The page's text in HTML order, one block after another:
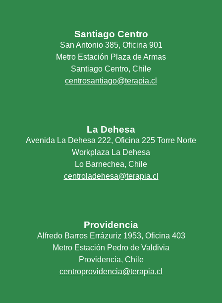
Santiago Centro
San Antonio 385, Oficina 901
Metro Estación Plaza de Armas
Santiago Centro, Chile
centrosantiago@terapia.cl
La Dehesa
Avenida La Dehesa 222, Oficina 225 Torre Norte
Workplaza La Dehesa
Lo Barnechea, Chile
centroladehesa@terapia.cl
Providencia
Alfredo Barros Errázuriz 1953, Oficina 403
Metro Estación Pedro de Valdivia
Providencia, Chile
centroprovidencia@terapia.cl